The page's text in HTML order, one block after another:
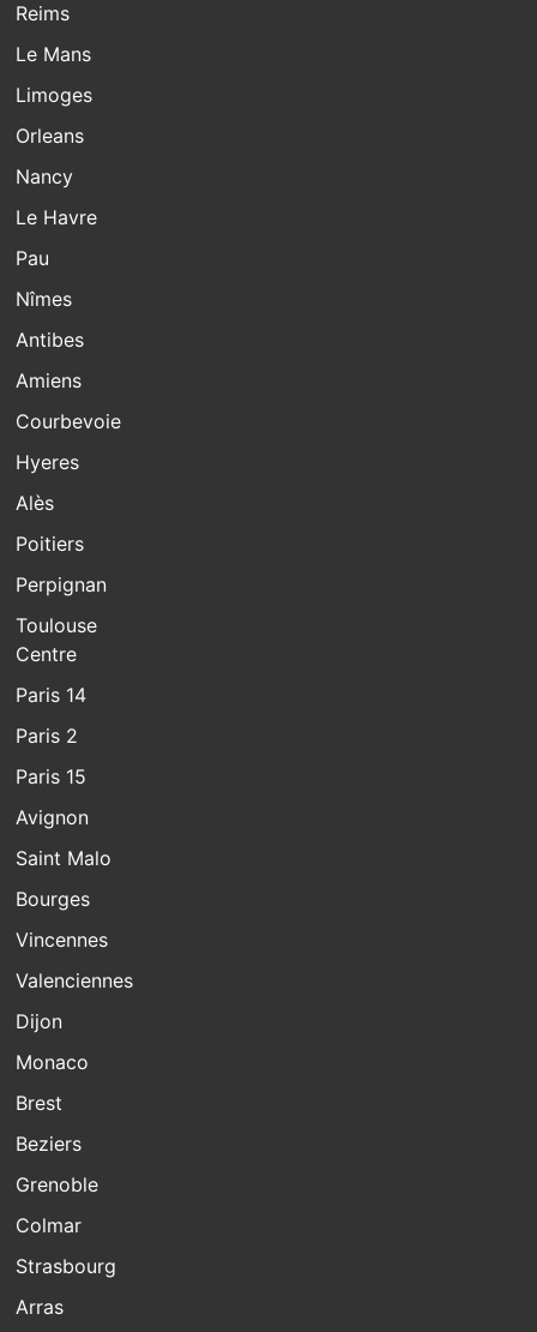
Reims
Le Mans
Limoges
Orleans
Nancy
Le Havre
Pau
Nîmes
Antibes
Amiens
Courbevoie
Hyeres
Alès
Poitiers
Perpignan
Toulouse
Centre
Paris 14
Paris 2
Paris 15
Avignon
Saint Malo
Bourges
Vincennes
Valenciennes
Dijon
Monaco
Brest
Beziers
Grenoble
Colmar
Strasbourg
Arras